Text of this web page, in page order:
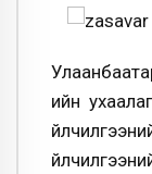
ийн